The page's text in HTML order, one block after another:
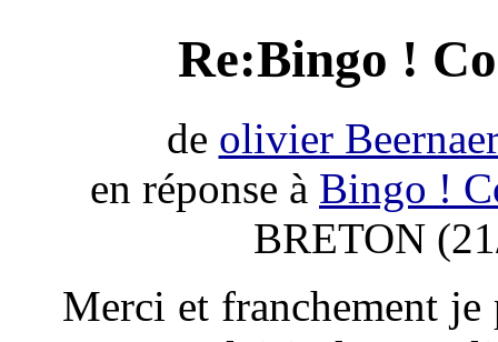
Re:Bingo !
de olivier
en réponse à Bingo !
BRETON
Merci et franchement